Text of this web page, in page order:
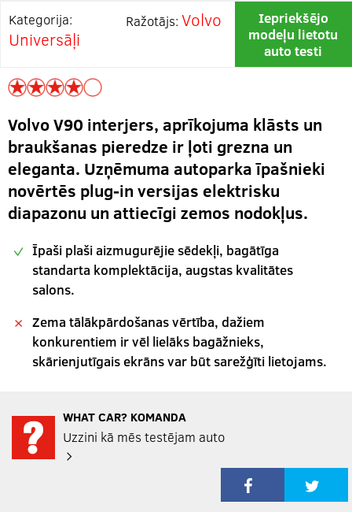
Kategorija:
Universāļi
Ražotājs: Volvo
Iepriekšējo
modeļu lietotu
auto testi
Volvo V90 interjers, aprīkojuma klāsts un
braukšanas pieredze ir ļoti grezna un
eleganta. Uzņēmuma autoparka īpašnieki
novērtēs plug-in versijas elektrisku
diapazonu un attiecīgi zemos nodokļus.
Īpaši plaši aizmugurējie sēdekļi, bagātīga
standarta komplektācija, augstas kvalitātes
salons.
Zema tālākpārdošanas vērtība, dažiem
konkurentiem ir vēl lielāks bagāžnieks,
skārienjutīgais ekrāns var būt sarežģīti lietojams.
WHAT CAR? KOMANDA
Uzzini kā mēs testējam auto